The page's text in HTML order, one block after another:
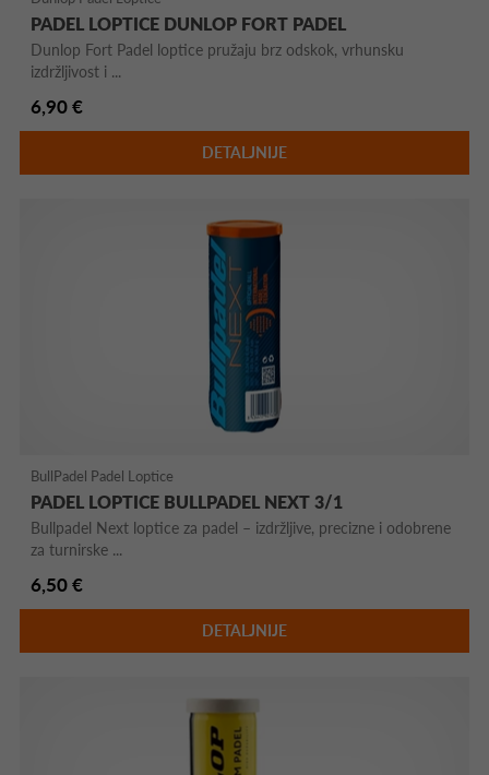
PADEL LOPTICE DUNLOP FORT PADEL
Dunlop Fort Padel loptice pružaju brz odskok, vrhunsku
izdržljivost i ...
6,90 €
DETALJNIJE
BullPadel Padel Loptice
PADEL LOPTICE BULLPADEL NEXT 3/1
Bullpadel Next loptice za padel – izdržljive, precizne i odobrene
za turnirske ...
6,50 €
DETALJNIJE